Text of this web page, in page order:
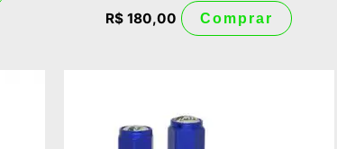
R$ 180,00 Comprar